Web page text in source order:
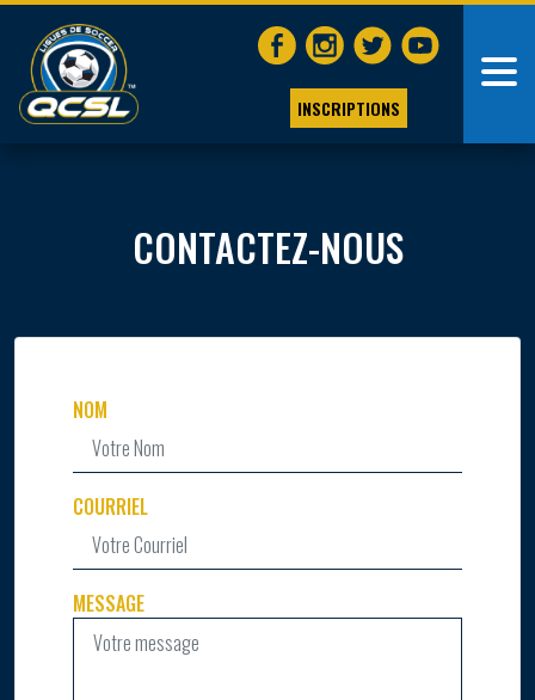
INSCRIPTIONS
CONTACTEZ-NOUS
NOM
COURRIEL
MESSAGE